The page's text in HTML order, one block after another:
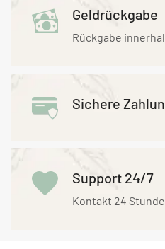
Geldrückgabe
Rückgabe
Sichere
Support 24/7
Kontakt 24